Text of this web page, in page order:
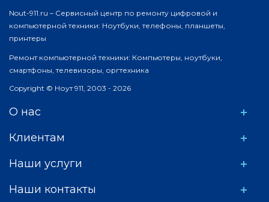
Nout-911.ru – Сервисный центр по ремонту цифровой и
компьютерной техники: Ноутбуки, телефоны, планшеты,
принтеры
Ремонт компьютерной техники: Компьютеры, ноутбуки,
смартфоны, телевизоры, оргтехника
Copyright © Ноут 911, 2003 - 2026
О нас
Клиентам
Наши услуги
Наши контакты